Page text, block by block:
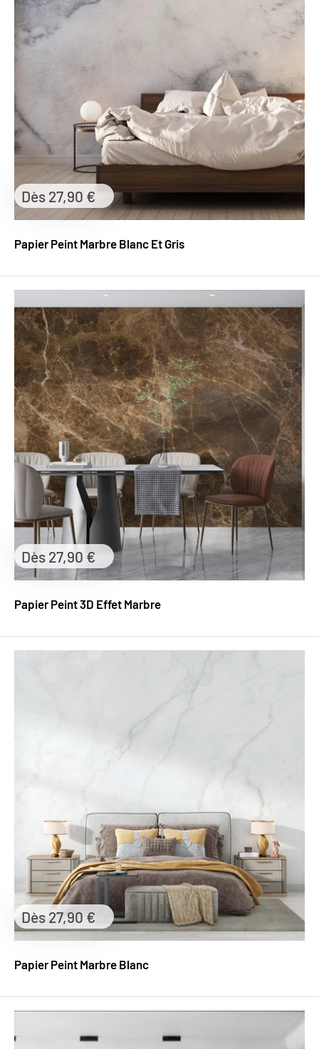
Papier Peint Marbre Blanc Et Gris
Prix
réduit
Dès 27,90 €
Papier Peint 3D Effet Marbre
Prix
réduit
Dès 27,90 €
Papier Peint Marbre Blanc
Prix
réduit
Dès 27,90 €